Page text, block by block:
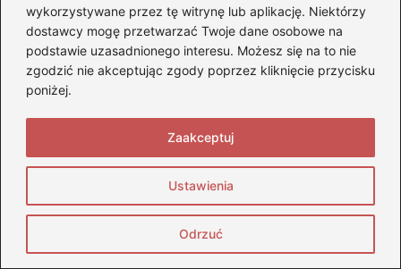
wykorzystywane przez tę witrynę lub aplikację. Niektórzy
dostawcy mogę przetwarzać Twoje dane osobowe na
podstawie uzasadnionego interesu. Możesz się na to nie
zgodzić nie akceptując zgody poprzez kliknięcie przycisku
poniżej.
Ustawienia
Odrzuć
Zaakceptuj
Dodaj komentarz
Twój adres email nie zostanie opublikowany.
Wymagane pola są oznaczone
Komentarz*